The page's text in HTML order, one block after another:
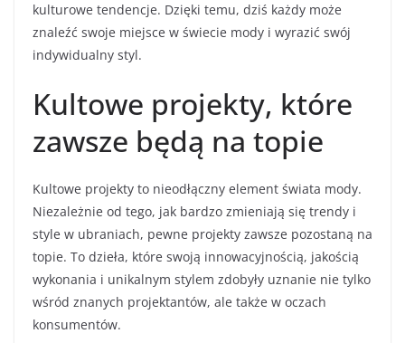
kulturowe tendencje. Dzięki temu, dziś każdy może
znaleźć swoje miejsce w świecie mody i wyrazić swój
indywidualny styl.
Kultowe projekty, które
zawsze będą na topie
Kultowe projekty to nieodłączny element świata mody.
Niezależnie od tego, jak bardzo zmieniają się trendy i
style w ubraniach, pewne projekty zawsze pozostaną na
topie. To dzieła, które swoją innowacyjnością, jakością
wykonania i unikalnym stylem zdobyły uznanie nie tylko
wśród znanych projektantów, ale także w oczach
konsumentów.